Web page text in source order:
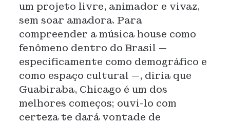
um projeto livre, animador e vivaz,
sem soar amadora. Para
compreender a música house como
fenômeno dentro do Brasil —
especificamente como demográfico e
como espaço cultural —, diria que
Guabiraba, Chicago é um dos
melhores começos; ouvi-lo com
certeza te dará vontade de